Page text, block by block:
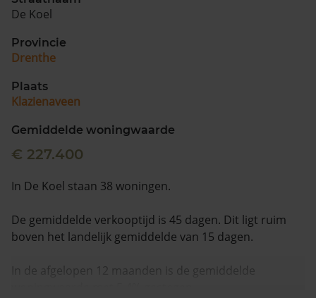
De Koel
Provincie
Drenthe
Plaats
Klazienaveen
Gemiddelde woningwaarde
€ 227.400
In De Koel staan 38 woningen.
De gemiddelde verkooptijd is 45 dagen. Dit ligt ruim
boven het landelijk gemiddelde van 15 dagen.
In de afgelopen 12 maanden is de gemiddelde